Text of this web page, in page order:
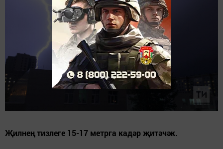
Җилнең тизлеге 15-17 метрга кадәр җитәчәк.